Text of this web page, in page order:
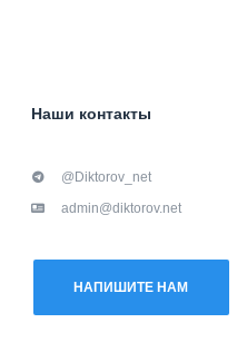
Наши контакты
@Diktorov_net
admin@diktorov.net
НАПИШИТЕ НАМ